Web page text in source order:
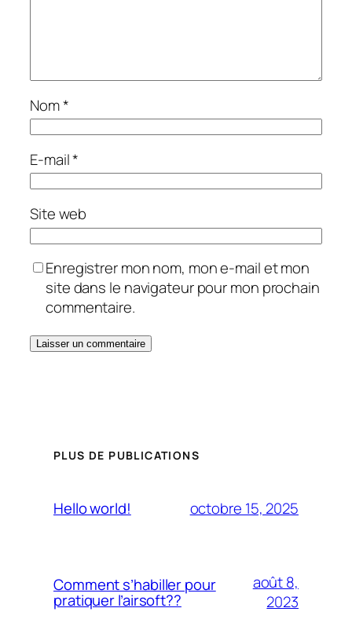
Nom*
E-mail*
Site web
Enregistrer mon nom, mon e-mail et mon
site dans le navigateur pour mon prochain
commentaire.
PLUS DE PUBLICATIONS
Hello world! octobre 15, 2025
Comment s’habiller pour
pratiquer l’airsoft??
août 8,
2023